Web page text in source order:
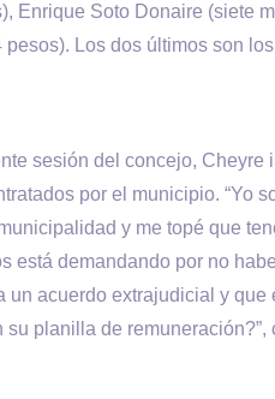
Enrique Soto Donaire (siete
Los dos últimos son
sesión del concejo,
por el municipio. “Yo
y me topé que
está demandando por no
un acuerdo extrajudicial y
su planilla de